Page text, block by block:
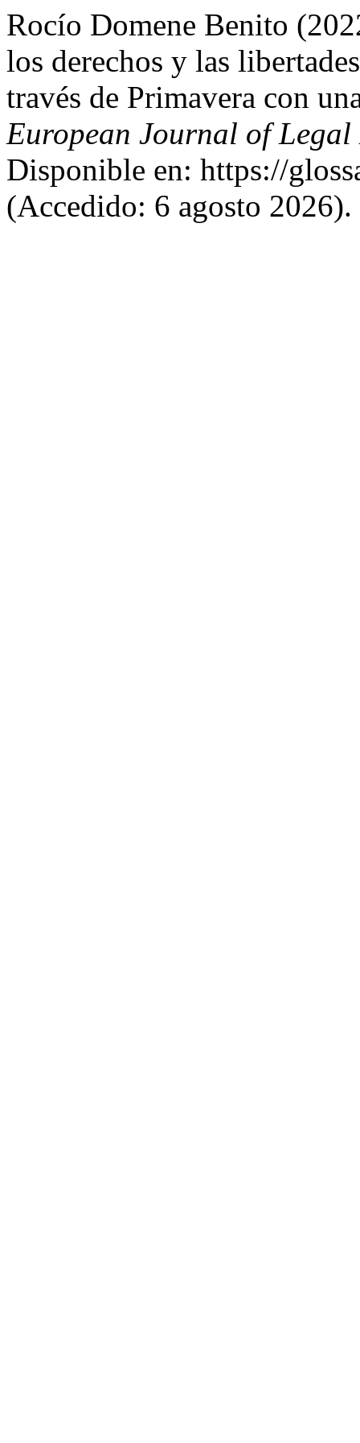
Rocío Domene Benito
los derechos y las
través de Primavera con
European Journal of
Disponible en: https://
(Accedido: 6 agosto 2026).